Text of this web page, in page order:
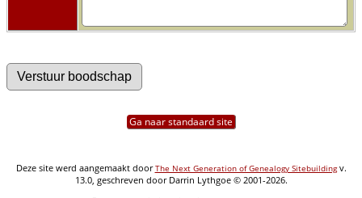
Ga naar standaard site
Deze site werd aangemaakt doorThe Next Generation of Genealogy Sitebuildingv.
13.0, geschreven door Darrin Lythgoe © 2001-2026.